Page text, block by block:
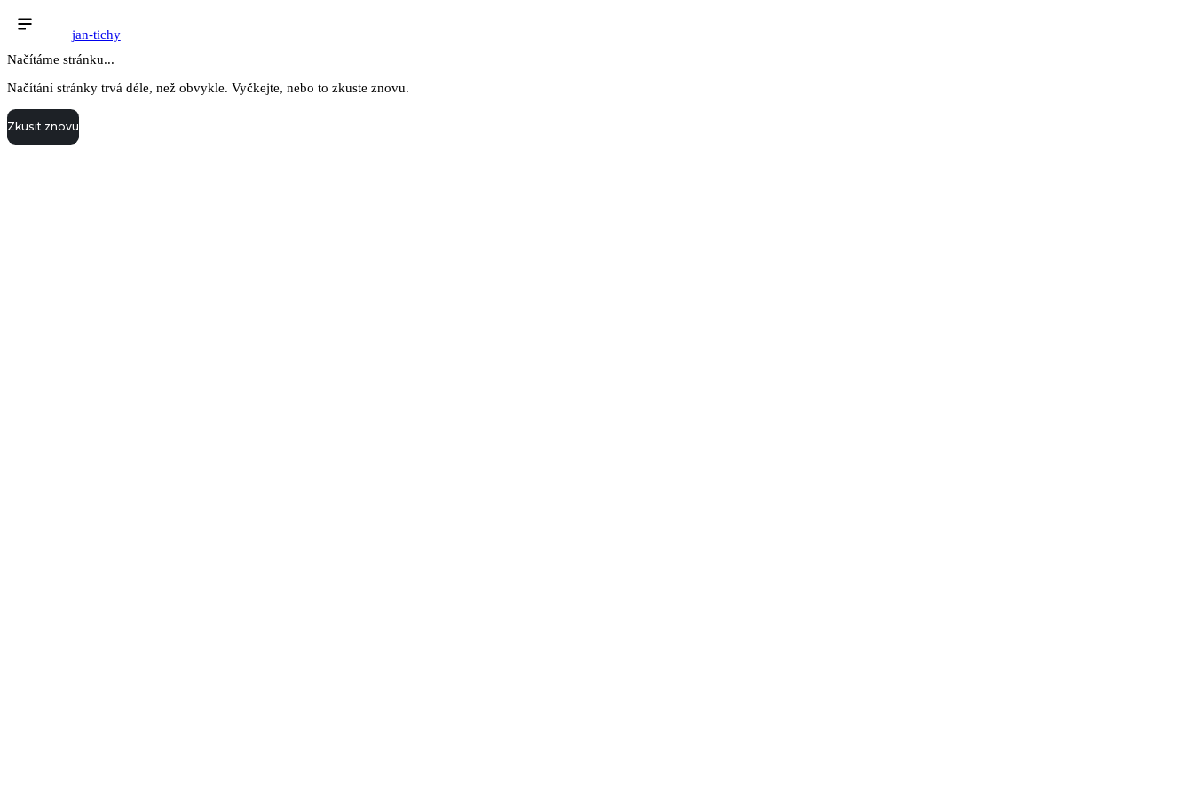
jan-tichy
Načítáme stránku...
Načítání stránky trvá déle, než obvykle. Vyčkejte, nebo to zkuste znovu.
Zkusit znovu